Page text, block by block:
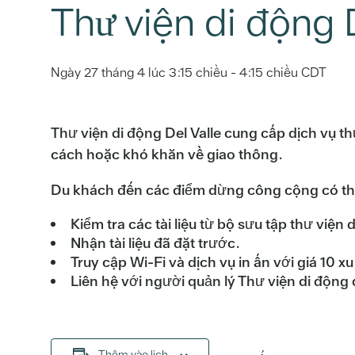
Thư viện di động
Ngày 27 tháng 4 lúc 3:15 chiều - 4:15 chiều CDT
Thư viện di động Del Valle cung cấp dịch vụ
cách hoặc khó khăn về giao thông.
Du khách đến các điểm dừng công cộng có
Kiểm tra các tài liệu từ bộ sưu tập thư viện
Nhận tài liệu đã đặt trước.
Truy cập Wi-Fi và dịch vụ in ấn với giá 10
Liên hệ với người quản lý Thư viện di